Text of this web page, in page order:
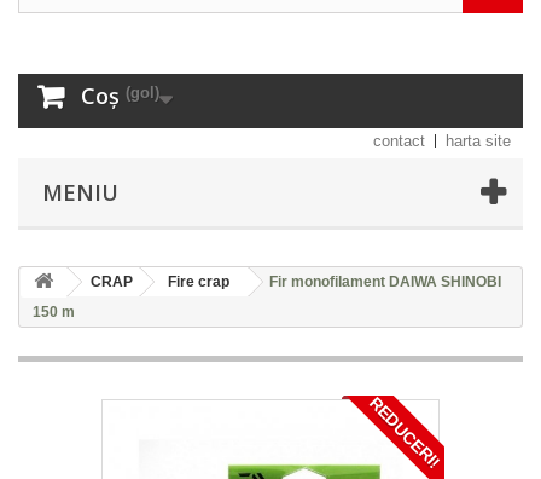
Coș (gol)
contact harta site
MENIU
CRAP Fire crap
Fir monofilament DAIWA SHINOBI
150 m
REDUCERI!